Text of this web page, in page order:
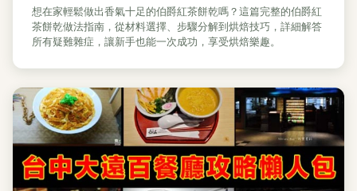
想在家輕鬆做出香氣十足的伯爵紅茶餅乾嗎？這篇完整的伯爵紅
茶餅乾做法指南，從材料選擇、步驟分解到烘焙技巧，詳細解答
所有疑難雜症，讓新手也能一次成功，享受烘焙樂趣。